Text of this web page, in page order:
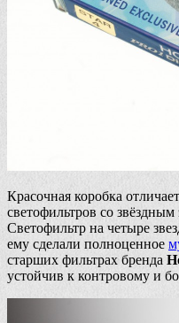
Красочная коробка
светофильтров со
Светофильтр на четыре
ему сделали полноценное
старших фильтрах бренда
устойчив к контровому и